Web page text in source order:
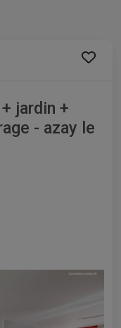
jardin +
- azay le